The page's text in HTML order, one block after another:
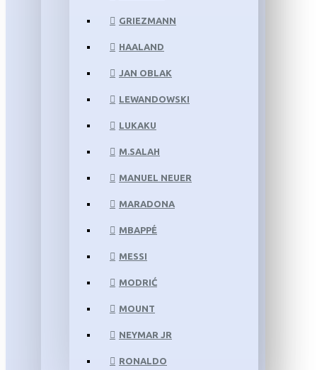
GRIEZMANN
HAALAND
JAN OBLAK
LEWANDOWSKI
LUKAKU
M.SALAH
MANUEL NEUER
MARADONA
MBAPPÉ
MESSI
MODRIĆ
MOUNT
NEYMAR JR
RONALDO